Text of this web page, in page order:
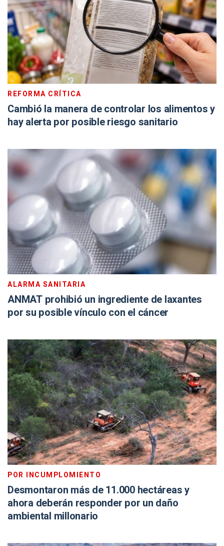
REFORMA CRÍTICA
Cambió la manera de controlar los alimentos y
hay alerta por posible riesgo sanitario
ALARMA SANITARIA
ANMAT prohibió un ingrediente de laxantes
por su posible vínculo con el cáncer
POR INCUMPLOMIENTO
Desmontaron más de 11.000 hectáreas y
ahora deberán responder por un daño
ambiental millonario